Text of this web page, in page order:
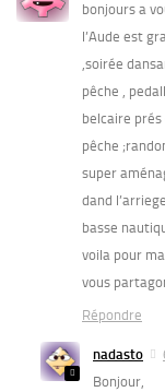
bonjours a
l’Aude est
,soirée
pêche ,
belcaire
pêche
super
dand
basse
voila pour
vous
Répondre
nadasto
Bonjour,